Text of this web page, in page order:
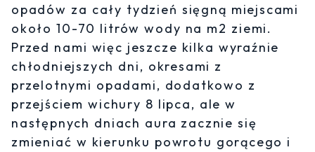
opadów za cały tydzień sięgną miejscami
około 10-70 litrów wody na m2 ziemi.
Przed nami więc jeszcze kilka wyraźnie
chłodniejszych dni, okresami z
przelotnymi opadami, dodatkowo z
przejściem wichury 8 lipca, ale w
następnych dniach aura zacznie się
zmieniać w kierunku powrotu gorącego i